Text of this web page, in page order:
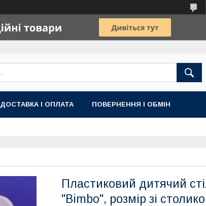
ДОСТАВКА І ОПЛАТА ПОВЕРНЕННЯ І ОБМІН
Пластиковий дитячий
"Bimbo", розмір зі